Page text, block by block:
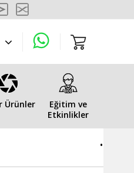
Ürünler
Eğitim ve
Etkinlikler
.